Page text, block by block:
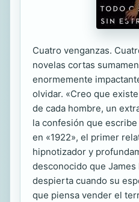
Cuatro venganzas.
novelas cortas
enormemente
olvidar. «Creo que
de cada hombre, un
la confesión que
en «1922», el primer
hipnotizador y
desconocido que
despierta cuando su
que piensa vender el